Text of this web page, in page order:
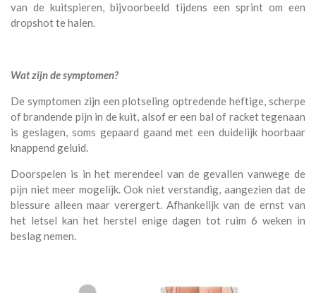
van de kuitspieren, bijvoorbeeld tijdens een sprint om een
dropshot te halen.
Wat zijn de symptomen?
De symptomen zijn een plotseling optredende heftige, scherpe
of brandende pijn in de kuit, alsof er een bal of racket tegenaan
is geslagen, soms gepaard gaand met een duidelijk hoorbaar
knappend geluid.
Doorspelen is in het merendeel van de gevallen vanwege de
pijn niet meer mogelijk. Ook niet verstandig, aangezien dat de
blessure alleen maar verergert. Afhankelijk van de ernst van
het letsel kan het herstel enige dagen tot ruim 6 weken in
beslag nemen.